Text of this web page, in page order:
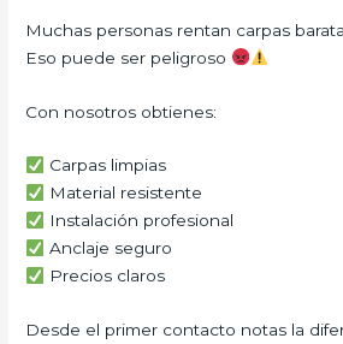
Muchas personas rentan carpas
Eso puede ser peligroso
Con nosotros obtienes:
Carpas limpias
Material resistente
Instalación profesional
Anclaje seguro
Precios claros
Desde el primer contacto notas la